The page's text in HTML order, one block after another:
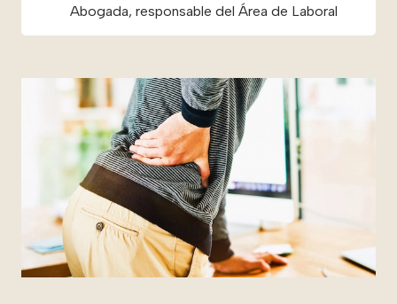
Abogada, responsable del Área de Laboral